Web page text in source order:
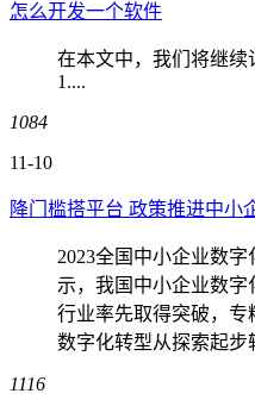
怎么开发一个软件
在本文中，我们将继续
1....
1084
11-10
降门槛搭平台 政策推进中小
2023全国中小企业数
示，我国中小企业数字
行业率先取得突破，专
数字化转型从探索起步
1116